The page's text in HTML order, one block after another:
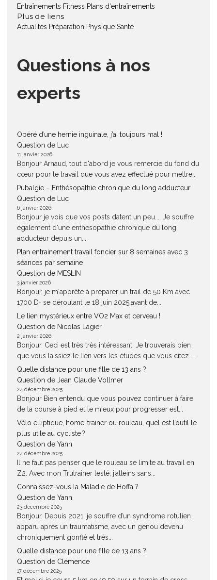
Entraînements Fitness Plans d'entraînements
Plus de liens
Actualités Préparation Physique Santé
Questions à nos
experts
Opéré d’une hernie inguinale, j’ai toujours mal !
Question de Luc
11 janvier 2026
Bonjour Arnaud, tout d'abord je vous remercie du fond du
cœur pour le travail que vous avez effectué pour mettre...
Pubalgie – Enthésopathie chronique du long adducteur
Question de Luc
6 janvier 2026
Bonjour je vois que vos posts datent un peu.... Je souffre
également d'une enthesopathie chronique du long
adducteur depuis un...
Plan entrainement travail foncier sur 8 semaines avec 3
séances par semaine
Question de MESLIN
3 janvier 2026
Bonjour, je m'apprête à préparer un trail de 50 Km avec
1700 D+ se déroulant le 18 juin 2025,avant de...
Le lien mystérieux entre VO2 Max et cerveau !
Question de Nicolas Lagier
2 janvier 2026
Bonjour. Ceci est très très intéressant. Je trouverais bien
que vous laissiez le lien vers les études que vous citez....
Quelle distance pour une fille de 13 ans ?
Question de Jean Claude Vollmer
24 décembre 2025
Bonjour Bien entendu que vous pouvez continuer à faire
de la course à pied et le mieux pour progresser est...
Vélo elliptique, home-trainer ou rouleau, quel est l’outil le
plus utile au cycliste ?
Question de Yann
24 décembre 2025
Il ne faut pas penser que le rouleau se limite au travail en
Z2. Avec mon Trutrainer lesté, j’atteins sans...
Connaissez-vous la Maladie de Hoffa ?
Question de Yann
23 décembre 2025
Bonjour, Depuis 2021, je souffre d’un syndrome rotulien
apparu après un traumatisme, avec un genou devenu
chroniquement gonflé et très...
Quelle distance pour une fille de 13 ans ?
Question de Clémence
17 décembre 2025